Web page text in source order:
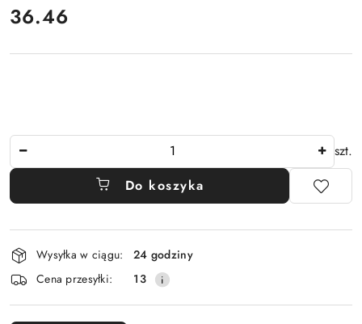
cena:
36.46
szt.
Do koszyka
Dostępność
i
dostawa
Wysyłka w ciągu:
24 godziny
Cena przesyłki:
13